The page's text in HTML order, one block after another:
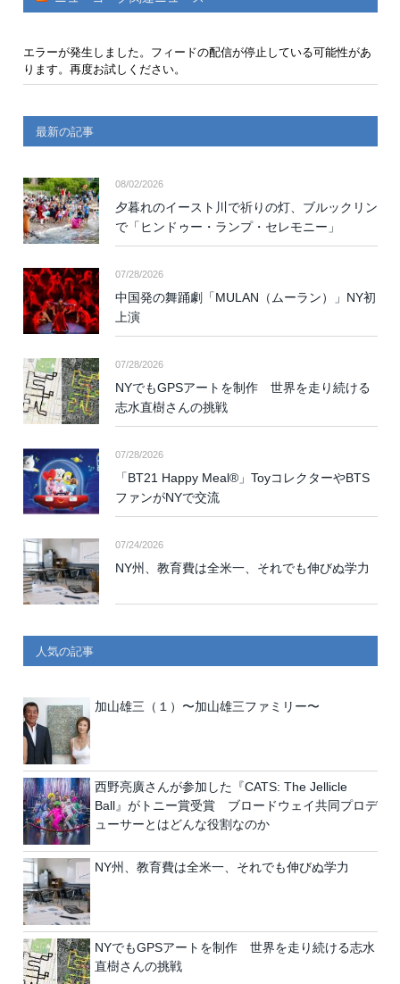
エラーが発生しました。フィードの配信が停止している可能性があ
ります。再度お試しください。
最新の記事
08/02/2026
夕暮れのイースト川で祈りの灯、ブルックリン
で「ヒンドゥー・ランプ・セレモニー」
07/28/2026
中国発の舞踊劇「MULAN（ムーラン）」NY初
上演
07/28/2026
NYでもGPSアートを制作 世界を走り続ける
志水直樹さんの挑戦
07/28/2026
「BT21 Happy Meal®」ToyコレクターやBTS
ファンがNYで交流
07/24/2026
NY州、教育費は全米一、それでも伸びぬ学力
人気の記事
加山雄三（１）〜加山雄三ファミリー〜
西野亮廣さんが参加した『CATS: The Jellicle
Ball』がトニー賞受賞 ブロードウェイ共同プロデ
ューサーとはどんな役割なのか
NY州、教育費は全米一、それでも伸びぬ学力
NYでもGPSアートを制作 世界を走り続ける志水
直樹さんの挑戦